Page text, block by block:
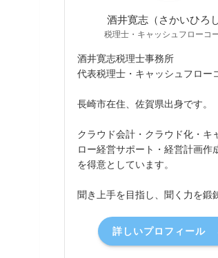
酒井寛志（さかいひろし
税理士・キャッシュフローコ
酒井寛志税理士事務所
代表税理士・キャッシュフロー
長崎市在住、佐賀県出身です。
クラウド会計・クラウド化・キ
ロー経営サポート・経営計画作
を得意としています。
聞き上手を目指し、聞く力を鍛
詳しいプロフィール